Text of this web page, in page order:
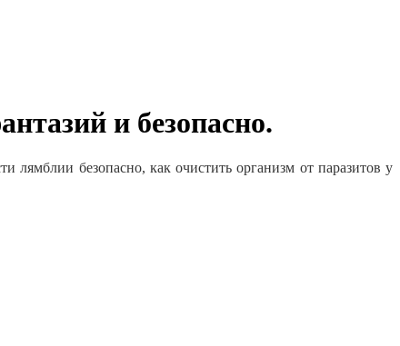
и безопасно.
безопасно, как очистить организм от паразитов у